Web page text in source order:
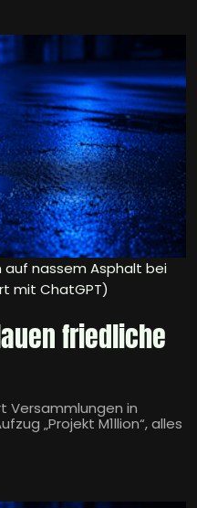
auf nassem Asphalt bei
mit ChatGPT)
friedliche
Versammlungen in
„Projekt M1llion“, alles